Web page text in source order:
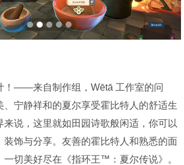
！——来自制作组，Wētā 工作室的问
、宁静祥和的夏尔享受霍比特人的舒适生
来说，这里就如田园诗歌般闲适，你可以
装饰与分享。友善的霍比特人和熟悉的面
一切美好尽在《指环王™：夏尔传说》。